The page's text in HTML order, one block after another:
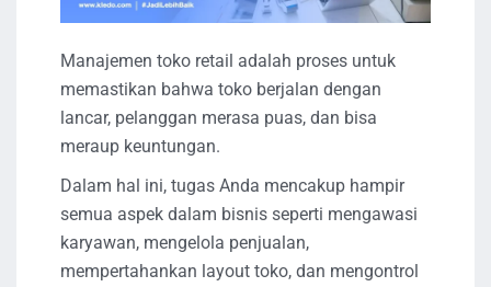
Manajemen toko retail adalah proses untuk
memastikan bahwa toko berjalan dengan
lancar, pelanggan merasa puas, dan bisa
meraup keuntungan.
Dalam hal ini, tugas Anda mencakup hampir
semua aspek dalam bisnis seperti mengawasi
karyawan, mengelola penjualan,
mempertahankan layout toko, dan mengontrol